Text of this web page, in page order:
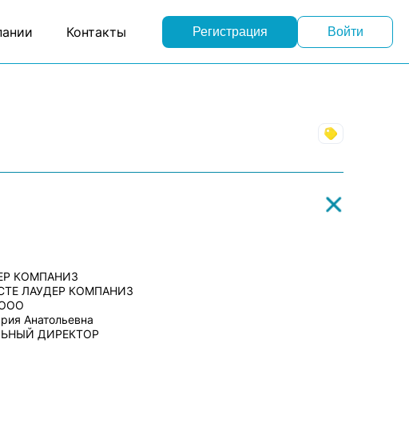
Контакты Регистрация Войти
КОМПАНИЗ
ЛАУДЕР КОМПАНИЗ
Анатольевна
ДИРЕКТОР